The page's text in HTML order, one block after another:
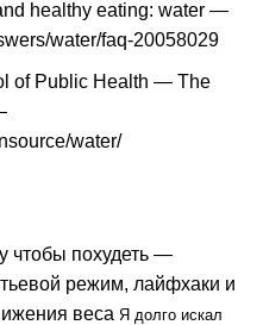
healthy eating: water —
water/faq-20058029
of Public Health — The
water/
чтобы похудеть —
режим, лайфхаки и
веса Я долго искал